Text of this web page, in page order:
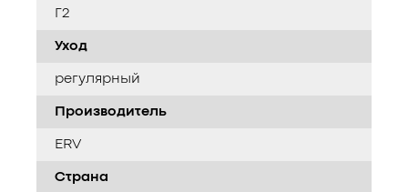
Г2
Уход
регулярный
Производитель
ERV
Страна